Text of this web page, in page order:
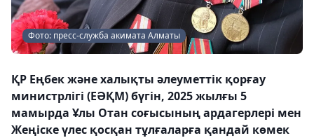
Фото: пресс-служба акимата Алматы
ҚР Еңбек және халықты әлеуметтік қорғау
министрлігі (ЕӘҚМ) бүгін, 2025 жылғы 5
мамырда Ұлы Отан соғысының ардагерлері мен
Жеңіске үлес қосқан тұлғаларға қандай көмек